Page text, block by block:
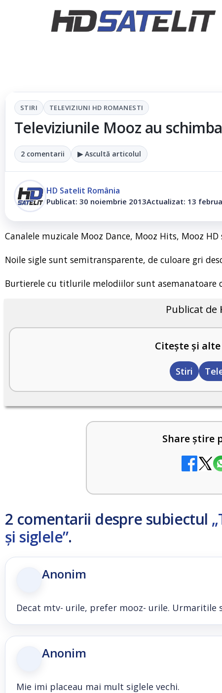
STIRI TELEVIZIUNI HD ROMANESTI
Televiziunile Mooz au
2 comentarii ▶ Ascultă articolul
HD Satelit România
Publicat: 30 noiembrie 2013Actualizat: 13
Canalele muzicale Mooz Dance, Mooz Hits, Mooz
Noile sigle sunt semitransparente, de culoare gri
Burtierele cu titlurile melodiilor sunt asemanatoare
Publicat de
Citește și
Stiri
Share știre
2 comentarii despre subiectul
și siglele”.
Anonim
Decat mtv- urile, prefer mooz- urile. Urmaritile
Anonim
Mie imi placeau mai mult siglele vechi.